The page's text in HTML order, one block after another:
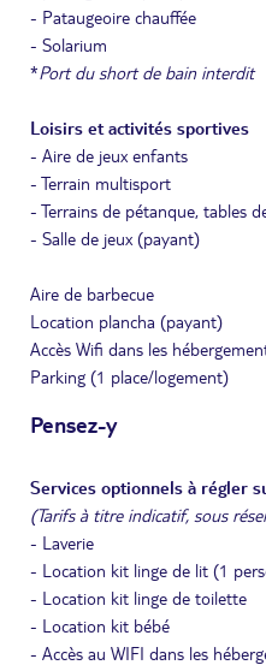
- Pataugeoire chauffée
- Solarium
*Port du short de bain interdit
Loisirs et activités sportives
- Aire de jeux enfants
- Terrain multisport
- Terrains de pétanque, tables
- Salle de jeux (payant)
Aire de barbecue
Location plancha (payant)
Accès Wifi dans les
Parking (1 place/logement)
Pensez-y
Services optionnels à régler
(Tarifs à titre indicatif, sous
- Laverie
- Location kit linge de lit (1
- Location kit linge de toilette
- Location kit bébé
- Accès au WIFI dans les